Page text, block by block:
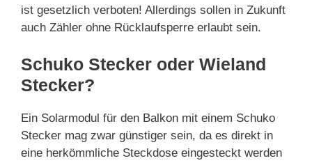
ist gesetzlich verboten! Allerdings sollen in Zukunft
auch Zähler ohne Rücklaufsperre erlaubt sein.
Schuko Stecker oder Wieland
Stecker?
Ein Solarmodul für den Balkon mit einem Schuko
Stecker mag zwar günstiger sein, da es direkt in
eine herkömmliche Steckdose eingesteckt werden